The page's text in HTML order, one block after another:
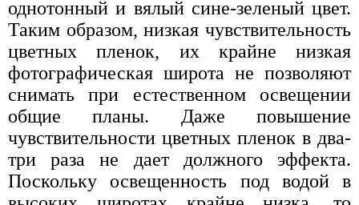
однотонный и вялый сине-зеленый цвет.
Таким образом, низкая чувствительность
цветных пленок, их крайне низкая
фотографическая широта не позволяют
снимать при естественном освещении
общие планы. Даже повышение
чувствительности цветных пленок в два-
три раза не дает должного эффекта.
Поскольку освещенность под водой в